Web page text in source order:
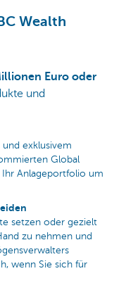
Wealth
Euro oder
und
exklusivem
Global
Ihr Anlageportfolio um
setzen oder gezielt
zu nehmen und
wenn Sie sich für